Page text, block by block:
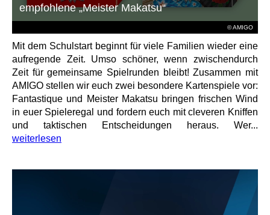
© AMIGO
empfohlene „Meister Makatsu“
Mit dem Schulstart beginnt für viele Familien wieder eine
aufregende Zeit. Umso schöner, wenn zwischendurch
Zeit für gemeinsame Spielrunden bleibt! Zusammen mit
AMIGO stellen wir euch zwei besondere Kartenspiele vor:
Fantastique und Meister Makatsu bringen frischen Wind
in euer Spieleregal und fordern euch mit cleveren Kniffen
und taktischen Entscheidungen heraus. Wer...
weiterlesen